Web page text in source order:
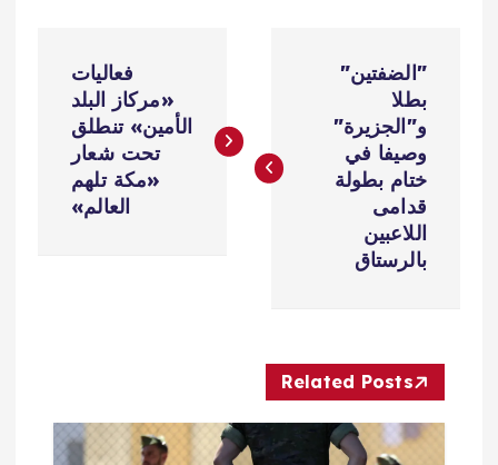
ص
م
ق
"الضفتين"
بطلا
و"الجزيرة"
وصيفا في
ختام بطولة
قدامى
اللاعبين
بالرستاق
فعاليات
«مركاز البلد
الأمين» تنطلق
تحت شعار
«مكة تلهم
العالم»
Related Posts